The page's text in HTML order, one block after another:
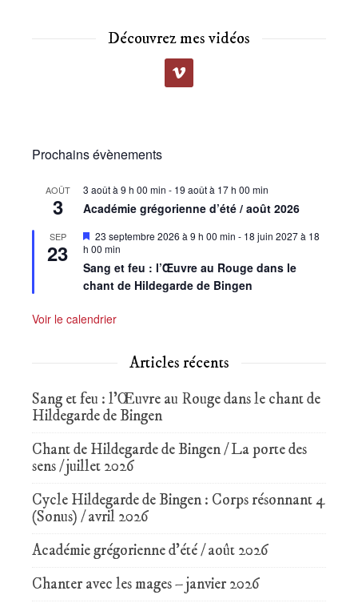
Découvrez mes vidéos
Prochains évènements
AOÛT
3
3 août à 9 h 00 min - 19 août à 17 h 00 min
Académie grégorienne d’été / août 2026
SEP
23
Mis
en
23 septembre 2026 à 9 h 00 min - 18 juin 2027 à 18
h 00 min
Sang et feu : l’Œuvre au Rouge dans le
chant de Hildegarde de Bingen
Voir le calendrier
Articles récents
Sang et feu : l’Œuvre au Rouge dans le chant de
Hildegarde de Bingen
Chant de Hildegarde de Bingen / La porte des
sens / juillet 2026
Cycle Hildegarde de Bingen : Corps résonnant 4
(Sonus) / avril 2026
Académie grégorienne d’été / août 2026
Chanter avec les mages – janvier 2026